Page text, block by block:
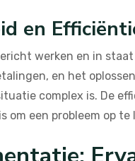
en
werken en in
en het
complex is. De
een probleem op te